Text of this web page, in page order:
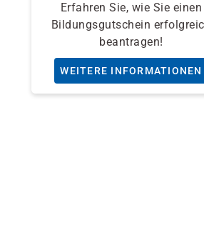
Erfahren Sie, wie Sie einen
Bildungsgutschein
beantragen!
WEITERE INFORMATIONEN